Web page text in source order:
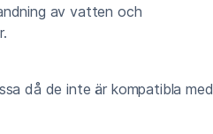
av vatten och
då de inte är kompatibla med